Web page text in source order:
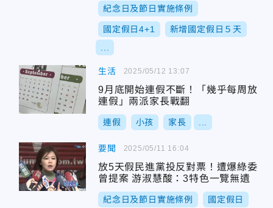
紀念日及節日實施條例
國定假日4+1 新增國定假日５天
生活
9月底開始連假不斷！「幾乎每周放
連假」兩派家長戰翻
連假 小孩 家長
2025/05/12 13:07
要聞
放5天假民進黨投反對票！遭爆綠委
曾提案 游淑慧酸：3特色一覽無遺
紀念日及節日實施條例 國定假日
2025/05/11 16:04